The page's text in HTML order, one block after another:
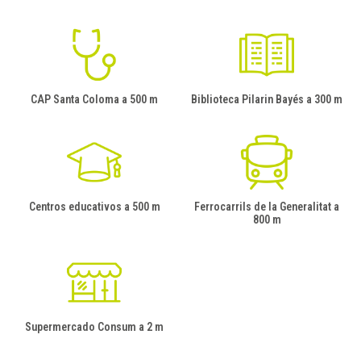
CAP Santa Coloma a 500 m Biblioteca Pilarin Bayés a 300 m
Centros educativos a 500 m
Ferrocarrils de la Generalitat a
800 m
Supermercado Consum a 2 m